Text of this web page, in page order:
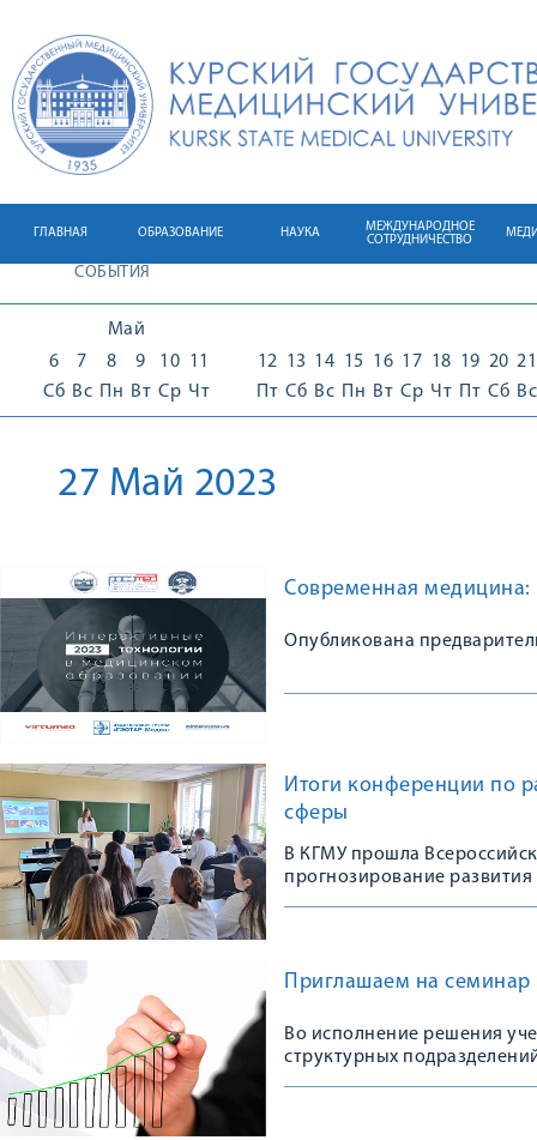
ГЛАВНАЯ ОБРАЗОВАНИЕ НАУКА
МЕЖДУНАРОДНОЕ
СОТРУДНИЧЕСТВО
СОБЫТИЯ
Май
6
Сб
7
Вс
8
Пн
9
Вт
10
Ср
11
Чт
12
Пт
13
Сб
14
Вс
15
Пн
16
Вт
17
Ср
18
Чт
19
Пт
20
Сб
21
Вс
27 Май 2023
Современная медицина:
Опубликована
Итоги конференции по
сферы
В КГМУ прошла
прогнозирование
Приглашаем на семинар
Во исполнение решения
структурных